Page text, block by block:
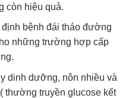
còn hiệu quả.
bệnh đái tháo đường
những trường hợp cấp
dinh dưỡng, nôn nhiều và
thường truyền glucose kết